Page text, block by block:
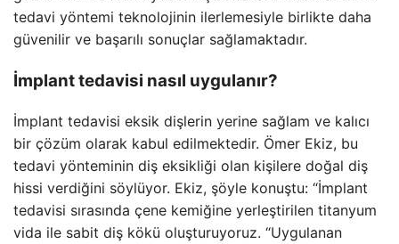
tedavi yöntemi teknolojinin ilerlemesiyle birlikte daha
güvenilir ve başarılı sonuçlar sağlamaktadır.
İmplant tedavisi nasıl uygulanır?
İmplant tedavisi eksik dişlerin yerine sağlam ve kalıcı
bir çözüm olarak kabul edilmektedir. Ömer Ekiz, bu
tedavi yönteminin diş eksikliği olan kişilere doğal diş
hissi verdiğini söylüyor. Ekiz, şöyle konuştu: “İmplant
tedavisi sırasında çene kemiğine yerleştirilen titanyum
vida ile sabit diş kökü oluşturuyoruz. “Uygulanan